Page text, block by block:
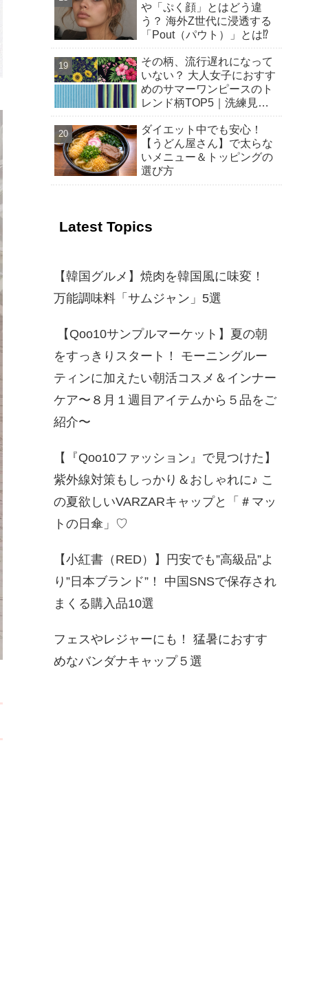
渡韓気分を楽しむ！トレン
ドの“韓国おやつ”もご紹介
～
や「ぷく顔」とはどう違
う？ 海外Z世代に浸透する
「Pout（パウト）」とは⁉︎
その柄、流行遅れになって
いない？ 大人女子におすす
めのサマーワンピースのト
レンド柄TOP5｜洗練見え
【2026年春夏】
ダイエット中でも安心！
【うどん屋さん】で太らな
いメニュー＆トッピングの
選び方
Latest Topics
【韓国グルメ】焼肉を韓国風に味変！
万能調味料「サムジャン」5選
【Qoo10サンプルマーケット】夏の朝
をすっきりスタート！ モーニングルー
ティンに加えたい朝活コスメ＆インナー
ケア〜８月１週目アイテムから５品をご
紹介〜
【『Qoo10ファッション』で見つけた】
紫外線対策もしっかり＆おしゃれに♪ こ
の夏欲しいVARZARキャップと「＃マッ
トの日傘」♡
【小紅書（RED）】円安でも”高級品”よ
り”日本ブランド”！ 中国SNSで保存され
まくる購入品10選
フェスやレジャーにも！ 猛暑におすす
めなバンダナキャップ５選